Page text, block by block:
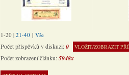
1-20 | 21-40 | Vše
Počet příspěvků v diskuzi:0 VLOŽIT/ZOBRAZIT
Počet zobrazení článku:5948x